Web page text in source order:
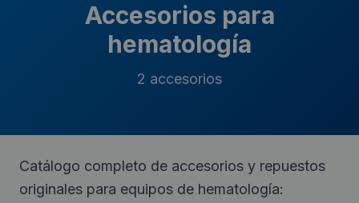
Accesorios para
hematología
2 accesorios
Catálogo completo de accesorios y repuestos
originales para equipos de hematología: